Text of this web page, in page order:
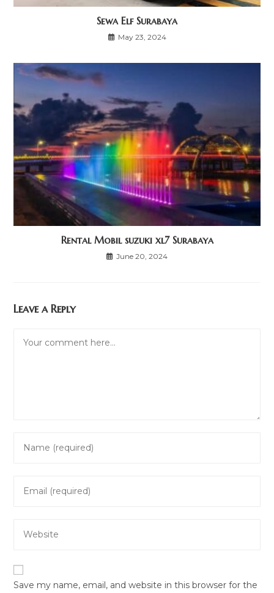
Sewa Elf Surabaya
May 23, 2024
Rental Mobil suzuki xl7 Surabaya
June 20, 2024
Leave a Reply
comment
address
URL
(optional)
Save my name, email, and website in this browser for the